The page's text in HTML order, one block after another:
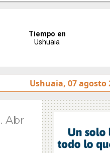
realizó la reunión de
Ushuaia, 07 agosto
Abr